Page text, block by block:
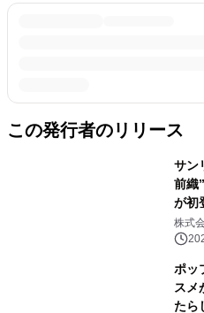
この発行者のリリース
サン
前織
が初
株式
ポッ
スメ
たら